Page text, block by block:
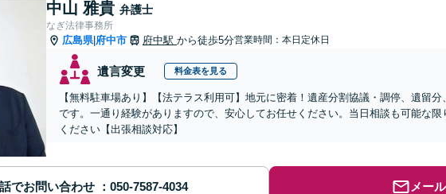
中山 雅貴 弁護士
なぎ法律事務所
広島県| 府中市 府中駅 から徒歩5分営業時間：本日定休日
遺言変更 料金表を見る
【無料駐車場あり】【法テラス利用可】地元に密着！遺産分割協議・調停、遺留
です。一通り経験がありますので、安心してお任せください。当日相談も可能な
ください【出張相談対応】
でお問い合わせ メー